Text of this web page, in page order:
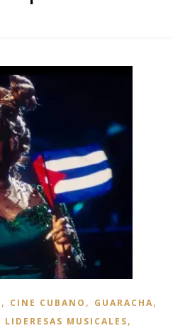
, CINE CUBANO , GUARACHA,
LIDERESAS MUSICALES,